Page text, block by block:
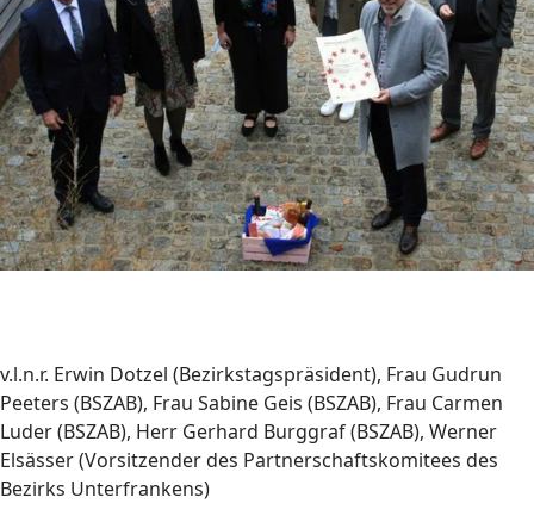
v.l.n.r. Erwin Dotzel (Bezirkstagspräsident), Frau Gudrun
Peeters (BSZAB), Frau Sabine Geis (BSZAB), Frau Carmen
Luder (BSZAB), Herr Gerhard Burggraf (BSZAB), Werner
Elsässer (Vorsitzender des Partnerschaftskomitees des
Bezirks Unterfrankens)